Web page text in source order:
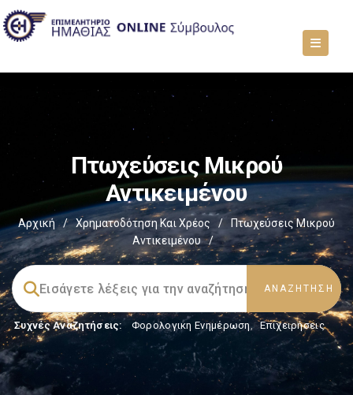
Πτωχεύσεις Μικρού
Αντικειμένου
Αρχική / Χρηματοδότηση Και Χρέος /
Πτωχεύσεις Μικρού
Αντικειμένου
/
Συχνές Αναζητήσεις: Φορολογικη Ενημέρωση, Επιχειρήσεις